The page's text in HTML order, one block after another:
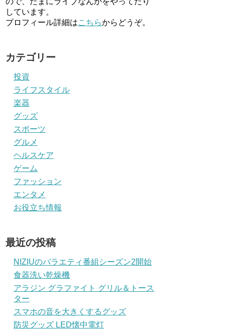
しています。
プロフィール詳細はこちらからどうぞ。
カテゴリー
投資
ライフスタイル
楽器
グッズ
スポーツ
グルメ
ヘルスケア
ゲーム
ファッション
エンタメ
お役立ち情報
最近の投稿
NIZIUのバラエティ番組シーズン2開始
食器洗い乾燥機
アラジン グラファイト グリル＆トース
ター
スマホの音を大きくするグッズ
防災グッズ LED懐中電灯